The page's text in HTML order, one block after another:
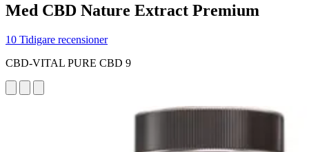
Med CBD Nature Extract Premium
10 Tidigare recensioner
CBD-VITAL PURE CBD 9